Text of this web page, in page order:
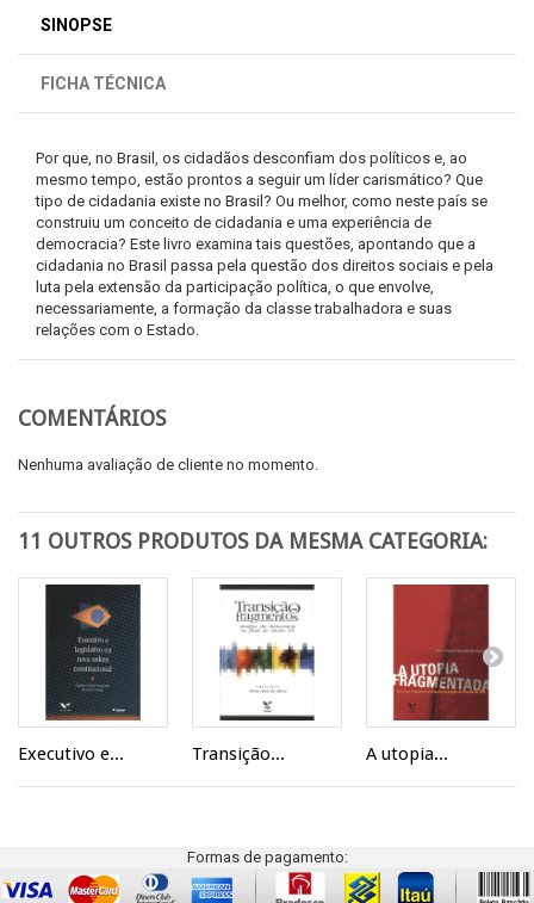
SINOPSE
FICHA TÉCNICA
Por que, no Brasil, os cidadãos desconfiam dos políticos e, ao
mesmo tempo, estão prontos a seguir um líder carismático? Que
tipo de cidadania existe no Brasil? Ou melhor, como neste país se
construiu um conceito de cidadania e uma experiência de
democracia? Este livro examina tais questões, apontando que a
cidadania no Brasil passa pela questão dos direitos sociais e pela
luta pela extensão da participação política, o que envolve,
necessariamente, a formação da classe trabalhadora e suas
relações com o Estado.
COMENTÁRIOS
Nenhuma avaliação de cliente no momento.
11 OUTROS PRODUTOS DA MESMA CATEGORIA:
Executivo e... Transição... A utopia...
Formas de pagamento: